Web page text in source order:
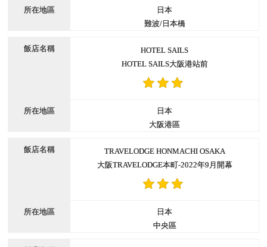
日本
難波/日本橋
HOTEL SAILS
HOTEL SAILS大阪港站前
日本
大阪港區
TRAVELODGE HONMACHI OSAKA
大阪TRAVELODGE本町-2022年9月開幕
日本
中央區